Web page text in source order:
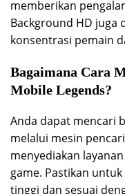
memberikan
Background HD juga
konsentrasi pemain
Bagaimana Cara
Mobile Legends?
Anda dapat mencari
melalui mesin
menyediakan
game. Pastikan
tinggi dan sesuai